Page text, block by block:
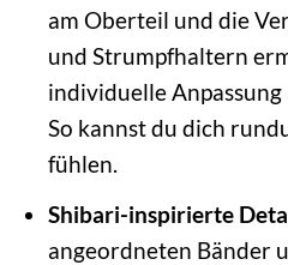
am Oberteil und die
und Strumpfhaltern
individuelle
So kannst du dich
fühlen.
Shibari-inspirierte
angeordneten Bänder